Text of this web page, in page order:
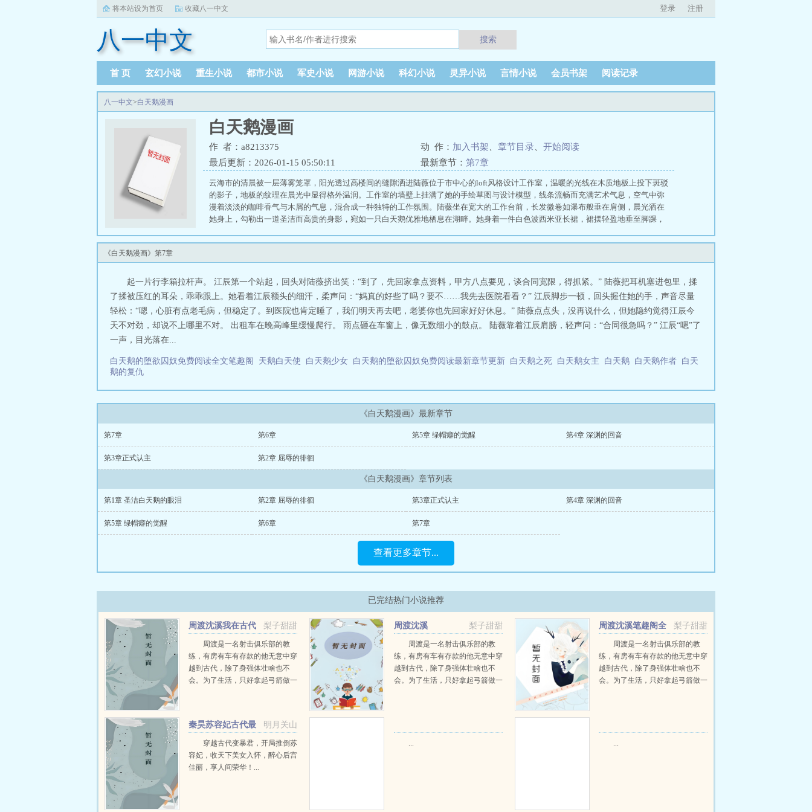
将本站设为首页 收藏八一中文 登录 注册
八一中文 搜索
首 页 玄幻小说 重生小说 都市小说 军史小说 网游小说 科幻小说 灵异小说 言情小说 会员书架 阅读记录
八一中文>白天鹅漫画
白天鹅漫画
作 者：a8213375 动 作： 加入书架 章节目录
开始阅读
最后更新：2026-01-15 05:50:11
最新章节： 第7章
云海市的清晨被一层薄雾笼罩，阳光透过高楼间的缝隙洒进陆薇位于市中心的loft风格设计工作室，温暖的光线在木质地板上投下斑驳
的影子，地板的纹理在晨光中显得格外温润。工作室的墙壁上挂满了她的手绘草图与设计模型，线条流畅而充满艺术气息，空气中弥
漫着淡淡的咖啡香气与木屑的气息，混合成一种独特的工作氛围。陆薇坐在宽大的工作台前，长发微卷如瀑布般垂在肩侧，晨光洒在
她身上，勾勒出一道圣洁而高贵的身影，宛如一只白天鹅优雅地栖息在湖畔。她身着一件白色波西米亚长裙，裙摆轻盈地垂至脚踝，
色白皙如雪，宛如上等瓷器般细腻无暇，眉眼如画，杏眼明亮而深邃，睫毛长而卷翘，鼻梁挺直如雕刻，唇瓣饱满而红润，带着一丝
《白天鹅漫画》第7章
起一片行李箱拉杆声。 江辰第一个站起，回头对陆薇挤出笑：“到了，先回家拿点资料，甲方八点要见，谈合同宽限，得抓紧。” 陆薇把耳机塞进包里，揉
了揉被压红的耳朵，乖乖跟上。她看着江辰额头的细汗，柔声问：“妈真的好些了吗？要不……我先去医院看看？” 江辰脚步一顿，回头握住她的手，声音尽量
轻松：“嗯，心脏有点老毛病，但稳定了。到医院也肯定睡了，我们明天再去吧，老婆你也先回家好好休息。” 陆薇点点头，没再说什么，但她隐约觉得江辰今
天不对劲，却说不上哪里不对。 出租车在晚高峰里缓慢爬行。 雨点砸在车窗上，像无数细小的鼓点。 陆薇靠着江辰肩膀，轻声问：“合同很急吗？” 江辰“嗯”了
一声，目光落在...
白天鹅的堕欲囚奴免费阅读全文笔趣阁 天鹅白天使 白天鹅少女 白天鹅的堕欲囚奴免费阅读最新章节更新 白天鹅之死 白天鹅女主 白天鹅 白天鹅作者 白天
鹅的复仇
《白天鹅漫画》最新章节
第7章 第6章 第5章 绿帽癖的觉醒 第4章 深渊的回音
第3章正式认主 第2章 屈辱的徘徊
《白天鹅漫画》章节列表
第1章 圣洁白天鹅的眼泪 第2章 屈辱的徘徊 第3章正式认主 第4章 深渊的回音
第5章 绿帽癖的觉醒 第6章 第7章
查看更多章节...
已完结热门小说推荐
梨子甜甜
周渡沈溪我在古代
当猎户小说免费在线阅读
周渡是一名射击俱乐部的教
练，有房有车有存款的他无意中穿
越到古代，除了身强体壮啥也不
会。为了生活，只好拿起弓箭做一
渡看着山下的寥寥炊烟，以及那...
梨子甜甜
周渡沈溪
周渡是一名射击俱乐部的教
练，有房有车有存款的他无意中穿
越到古代，除了身强体壮啥也不
会。为了生活，只好拿起弓箭做一
梨子甜甜
周渡沈溪笔趣阁全
文免费阅读
周渡是一名射击俱乐部的教
练，有房有车有存款的他无意中穿
越到古代，除了身强体壮啥也不
会。为了生活，只好拿起弓箭做一
明月关山
秦昊苏容妃古代最
强昏君最新章节在线阅读
穿越古代变暴君，开局推倒苏
容妃，收天下美女入怀，醉心后宫
佳丽，享人间荣华！...
... ...